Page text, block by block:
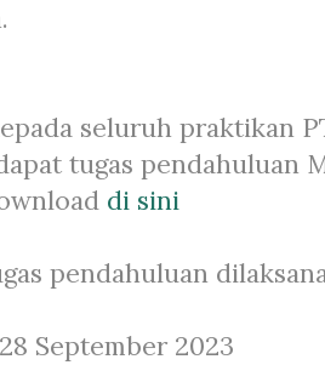
seluruh praktikan
tugas pendahuluan
di sini
pendahuluan
September 2023